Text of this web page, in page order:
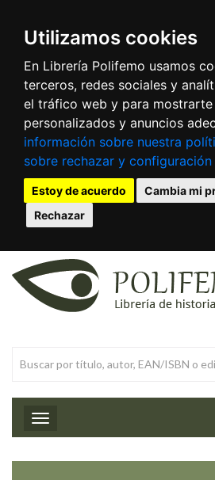
Utilizamos cookies
En Librería Polifemo usamos
terceros, redes sociales y
el tráfico web y para
personalizados y anuncios
información sobre nuestra
sobre rechazar y
Estoy de acuerdo
Cambia mi
Rechazar
Toggle navigation